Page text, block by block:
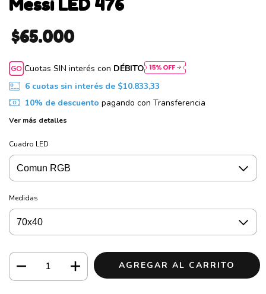
Messi LED 476
$65.000
Cuotas SIN interés con DÉBITO
6 cuotas sin interés de $10.833,33
10% de descuento pagando con Transferencia
Ver más detalles
Cuadro LED
Medidas